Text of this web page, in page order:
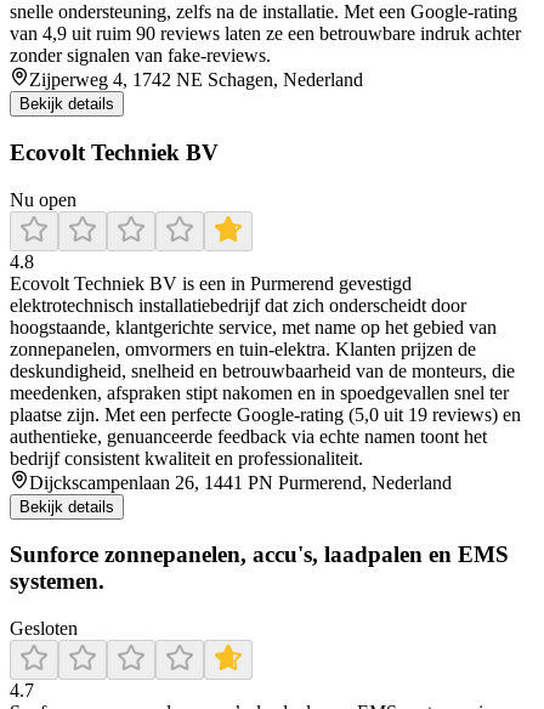
snelle ondersteuning, zelfs na de installatie. Met een Google‑rating
van 4,9 uit ruim 90 reviews laten ze een betrouwbare indruk achter
zonder signalen van fake‑reviews.
Zijperweg 4, 1742 NE Schagen, Nederland
Bekijk details
Ecovolt Techniek BV
Nu open
4.8
Ecovolt Techniek BV is een in Purmerend gevestigd
elektrotechnisch installatiebedrijf dat zich onderscheidt door
hoogstaande, klantgerichte service, met name op het gebied van
zonnepanelen, omvormers en tuin‑elektra. Klanten prijzen de
deskundigheid, snelheid en betrouwbaarheid van de monteurs, die
meedenken, afspraken stipt nakomen en in spoedgevallen snel ter
plaatse zijn. Met een perfecte Google‑rating (5,0 uit 19 reviews) en
authentieke, genuanceerde feedback via echte namen toont het
bedrijf consistent kwaliteit en professionaliteit.
Dijckscampenlaan 26, 1441 PN Purmerend, Nederland
Bekijk details
Sunforce zonnepanelen, accu's, laadpalen en EMS
systemen.
Gesloten
4.7